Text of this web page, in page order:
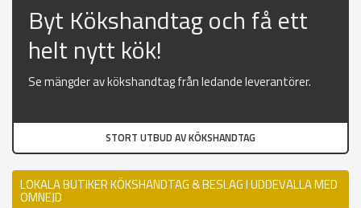
Byt Kökshandtag och få ett
helt nytt kök!
Se mängder av kökshandtag från ledande leverantörer.
STORT UTBUD AV KÖKSHANDTAG
LOKALA BUTIKER KÖKSHANDTAG & BESLAG I UDDEVALLA MED
OMNEJD